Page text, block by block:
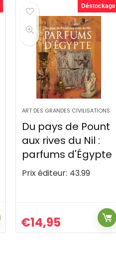
Déstockage
ART DES GRANDES CIVILISATIONS
Du pays de Pount
aux rives du Nil :
parfums d'Égypte
Prix éditeur: 43.99
€14,95